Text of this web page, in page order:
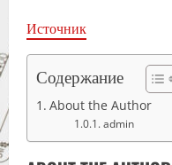
Источник
Содержание
About the Author
admin